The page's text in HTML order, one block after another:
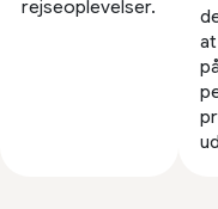
rejseoplevelser.